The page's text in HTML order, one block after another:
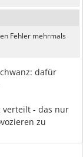
Fehler mehrmals
dafür
verteilt - das nur
zu